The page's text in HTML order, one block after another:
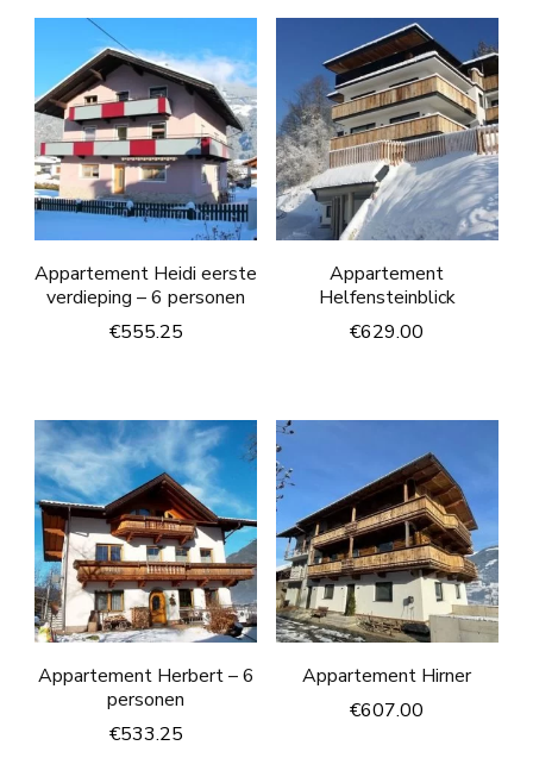
Appartement Heidi eerste
verdieping – 6 personen
€555.25
Appartement
Helfensteinblick
€629.00
Appartement Herbert – 6
personen
€533.25
Appartement Hirner
€607.00